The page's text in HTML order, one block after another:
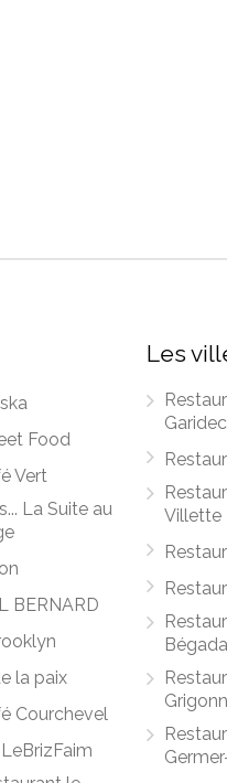
Food
Vert
La Suite au
BERNARD
la paix
Courchevel
Les
Villette